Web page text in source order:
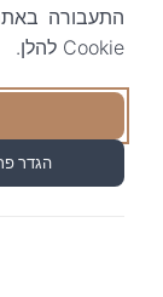
התעבורה
Cookie להלן.
הגדר